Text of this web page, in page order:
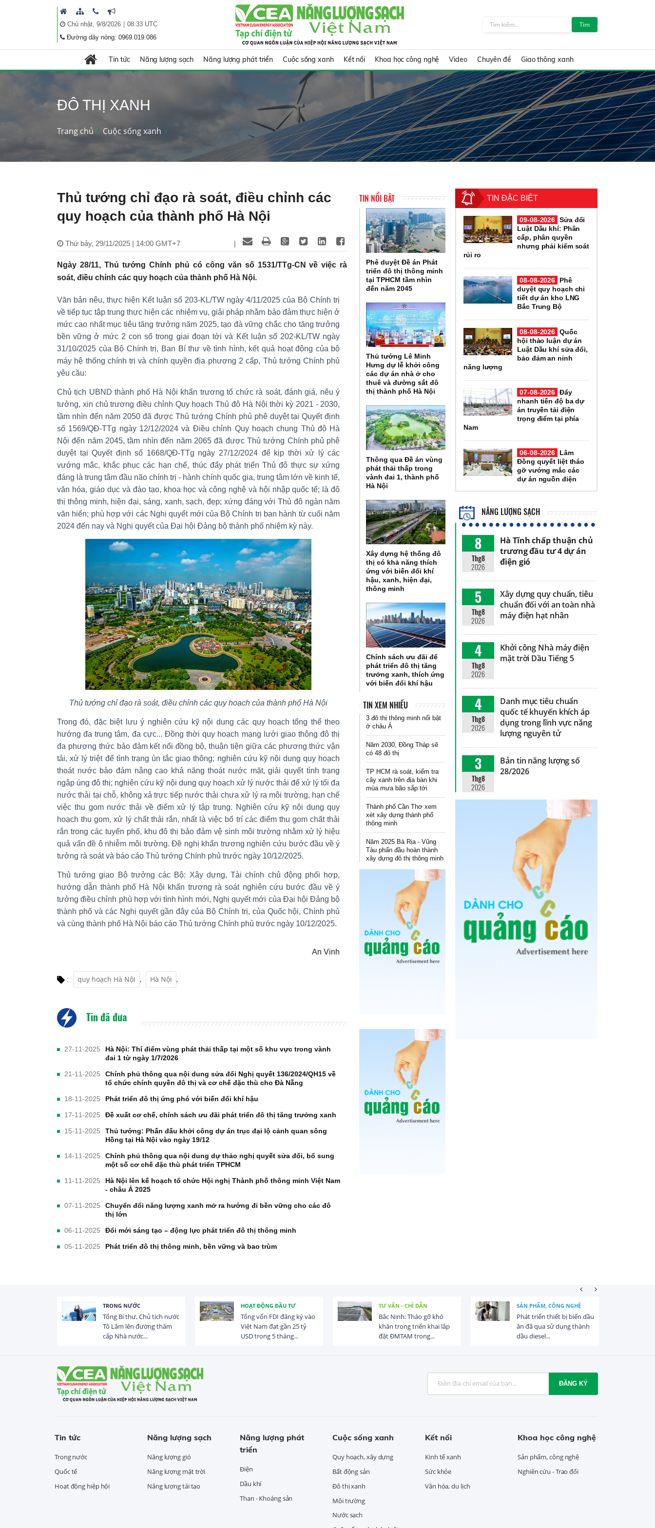
Chủ nhật, 9/8/2026| 08:33 UTC
Đường dây nóng: 0969.019.086
Tìm
Tin tức Năng lượng sạch Năng lượng phát triển Cuộc sống xanh Kết nối Khoa học công nghệ Video Chuyên đề Giao thông xanh
ĐÔ THỊ XANH
Trang chủ Cuộc sống xanh
Thủ tướng chỉ đạo rà soát, điều chỉnh các
quy hoạch của thành phố Hà Nội
Thứ bảy, 29/11/2025 | 14:00 GMT+7 |
Ngày 28/11, Thủ tướng Chính phủ có công văn số 1531/TTg-CN về việc rà
soát, điều chỉnh các quy hoạch của thành phố Hà Nội.
Văn bản nêu, thực hiện Kết luận số 203-KL/TW ngày 4/11/2025 của Bộ Chính trị
về tiếp tục tập trung thực hiện các nhiệm vụ, giải pháp nhằm bảo đảm thực hiện ở
mức cao nhất mục tiêu tăng trưởng năm 2025, tạo đà vững chắc cho tăng trưởng
bền vững ở mức 2 con số trong giai đoạn tới và Kết luận số 202-KL/TW ngày
31/10/2025 của Bộ Chính trị, Ban Bí thư về tình hình, kết quả hoạt động của bộ
máy hệ thống chính trị và chính quyền địa phương 2 cấp, Thủ tướng Chính phủ
yêu cầu:
Chủ tịch UBND thành phố Hà Nội khẩn trương tổ chức rà soát, đánh giá, nêu ý
tưởng, xin chủ trương điều chỉnh Quy hoạch Thủ đô Hà Nội thời kỳ 2021 - 2030,
tầm nhìn đến năm 2050 đã được Thủ tướng Chính phủ phê duyệt tại Quyết định
số 1569/QĐ-TTg ngày 12/12/2024 và Điều chỉnh Quy hoạch chung Thủ đô Hà
Nội đến năm 2045, tầm nhìn đến năm 2065 đã được Thủ tướng Chính phủ phê
duyệt tại Quyết định số 1668/QĐ-TTg ngày 27/12/2024 để kịp thời xử lý các
vướng mắc, khắc phục các hạn chế, thúc đẩy phát triển Thủ đô thực sự xứng
đáng là trung tâm đầu não chính trị - hành chính quốc gia, trung tâm lớn về kinh tế,
văn hóa, giáo dục và đào tạo, khoa học và công nghệ và hội nhập quốc tế; là đô
thị thông minh, hiện đại, sáng, xanh, sạch, đẹp; xứng đáng với Thủ đô ngàn năm
văn hiến; phù hợp với các Nghị quyết mới của Bộ Chính trị ban hành từ cuối năm
2024 đến nay và Nghị quyết của Đại hội Đảng bộ thành phố nhiệm kỳ này.
Thủ tướng chỉ đạo rà soát, điều chỉnh các quy hoạch của thành phố Hà Nội
Trong đó, đặc biệt lưu ý nghiên cứu kỹ nội dung các quy hoạch tổng thể theo
hướng đa trung tâm, đa cực... Đồng thời quy hoạch mạng lưới giao thông đô thị
đa phương thức bảo đảm kết nối đồng bộ, thuận tiện giữa các phương thức vận
tải, xử lý triệt để tình trạng ùn tắc giao thông; nghiên cứu kỹ nội dung quy hoạch
thoát nước bảo đảm nâng cao khả năng thoát nước mặt, giải quyết tình trạng
ngập úng đô thị; nghiên cứu kỹ nội dung quy hoạch xử lý nước thải để xử lý tối đa
nước thải tại chỗ, không xả trực tiếp nước thải chưa xử lý ra môi trường, hạn chế
việc thu gom nước thải về điểm xử lý tập trung. Nghiên cứu kỹ nội dung quy
hoạch thu gom, xử lý chất thải rắn, nhất là việc bố trí các điểm thu gom chất thải
rắn trong các tuyến phố, khu đô thị bảo đảm vệ sinh môi trường nhằm xử lý hiệu
quả vấn đề ô nhiễm môi trường. Đề nghị khẩn trương nghiên cứu bước đầu về ý
tưởng rà soát và báo cáo Thủ tướng Chính phủ trước ngày 10/12/2025.
Thủ tướng giao Bộ trưởng các Bộ: Xây dựng, Tài chính chủ động phối hợp,
hướng dẫn thành phố Hà Nội khẩn trương rà soát nghiên cứu bước đầu về ý
tưởng điều chỉnh phù hợp với tình hình mới, Nghị quyết mới của Đại hội Đảng bộ
thành phố và các Nghị quyết gần đây của Bộ Chính trị, của Quốc hội, Chính phủ
và cùng thành phố Hà Nội báo cáo Thủ tướng Chính phủ trước ngày 10/12/2025.
An Vinh
: quy hoạch Hà Nội , Hà Nội ,
Tin đã đưa
27-11-2025
Hà Nội: Thí điểm vùng phát thải thấp tại một số khu vực trong vành
đai 1 từ ngày 1/7/2026
21-11-2025
Chính phủ thông qua nội dung sửa đổi Nghị quyết 136/2024/QH15 về
tổ chức chính quyền đô thị và cơ chế đặc thù cho Đà Nẵng
18-11-2025 Phát triển đô thị ứng phó với biến đổi khí hậu
17-11-2025 Đề xuất cơ chế, chính sách ưu đãi phát triển đô thị tăng trưởng xanh
15-11-2025
Thủ tướng: Phấn đấu khởi công dự án trục đại lộ cảnh quan sông
Hồng tại Hà Nội vào ngày 19/12
14-11-2025
Chính phủ thông qua nội dung dự thảo nghị quyết sửa đổi, bổ sung
một số cơ chế đặc thù phát triển TPHCM
11-11-2025
Hà Nội lên kế hoạch tổ chức Hội nghị Thành phố thông minh Việt Nam
- châu Á 2025
07-11-2025
Chuyển đổi năng lượng xanh mở ra hướng đi bền vững cho các đô
thị lớn
06-11-2025 Đổi mới sáng tạo – động lực phát triển đô thị thông minh
05-11-2025 Phát triển đô thị thông minh, bền vững và bao trùm
TIN NỔI BẬT
Phê duyệt Đề án Phát
triển đô thị thông minh
tại TPHCM tầm nhìn
đến năm 2045
Thủ tướng Lê Minh
Hưng dự lễ khởi công
các dự án nhà ở cho
thuê và đường sắt đô
thị thành phố Hà Nội
Thông qua Đề án vùng
phát thải thấp trong
vành đai 1, thành phố
Hà Nội
Xây dựng hệ thống đô
thị có khả năng thích
ứng với biến đổi khí
hậu, xanh, hiện đại,
thông minh
Chính sách ưu đãi để
phát triển đô thị tăng
trưởng xanh, thích ứng
với biến đổi khí hậu
TIN XEM NHIỀU
3 đô thị thông minh nổi bật
ở châu Á
Năm 2030, Đồng Tháp sẽ
có 48 đô thị
TP HCM rà soát, kiểm tra
cây xanh trên địa bàn khi
mùa mưa bão sắp tới
Thành phố Cần Thơ xem
xét xây dựng thành phố
thông minh
Năm 2025 Bà Rịa - Vũng
Tàu phấn đầu hoàn thành
xây dựng đô thị thông minh
TIN ĐẶC BIỆT
09-08-2026 Sửa đổi
Luật Dầu khí: Phân
cấp, phân quyền
nhưng phải kiểm soát
rủi ro
08-08-2026
Phê
duyệt quy hoạch chi
tiết dự án kho LNG
Bắc Trung Bộ
08-08-2026 Quốc
hội thảo luận dự án
Luật Dầu khí sửa đổi,
bảo đảm an ninh
năng lượng
07-08-2026 Đẩy
nhanh tiến độ ba dự
án truyền tải điện
trọng điểm tại phía
Nam
06-08-2026
Lâm
Đồng quyết liệt tháo
gỡ vướng mắc các
dự án nguồn điện
NĂNG LƯỢNG SẠCH
8
Thg8
2026
Hà Tĩnh chấp thuận chủ
trương đầu tư 4 dự án
điện gió
5
Thg8
2026
Xây dựng quy chuẩn, tiêu
chuẩn đối với an toàn nhà
máy điện hạt nhân
4
Thg8
2026
Khởi công Nhà máy điện
mặt trời Dầu Tiếng 5
4
Thg8
2026
Danh mục tiêu chuẩn
quốc tế khuyến khích áp
dụng trong lĩnh vực năng
lượng nguyên tử
3
Thg8
2026
Bản tin năng lượng số
28/2026
TRONG NƯỚC
Tổng Bí thư, Chủ tịch nước
Tô Lâm lên đường thăm
cấp Nhà nước...
HOẠT ĐỘNG ĐẦU TƯ
Tổng vốn FDI đăng ký vào
Việt Nam đạt gần 25 tỷ
USD trong 5 tháng...
TƯ VẤN - CHỈ DẪN
Bắc Ninh: Tháo gỡ khó
khăn trong triển khai lắp
đặt ĐMTAM trong...
SẢN PHẨM, CÔNG NGHỆ
Phát triển thiết bị biến dầu
ăn đã qua sử dụng thành
dầu diesel...
ĐĂNG KÝ
Tin tức
Trong nước
Quốc tế
Hoạt động hiệp hội
Năng lượng sạch
Năng lượng gió
Năng lượng mặt trời
Năng lượng tái tạo
Năng lượng phát
triển
Điện
Dầu khí
Than - Khoáng sản
Cuộc sống xanh
Quy hoạch, xây dựng
Bất động sản
Đô thị xanh
Môi trường
Nước sạch
Kết nối
Kinh tế xanh
Sức khỏe
Văn hóa, du lịch
Khoa học công nghệ
Sản phẩm, công nghệ
Nghiên cứu - Trao đổi